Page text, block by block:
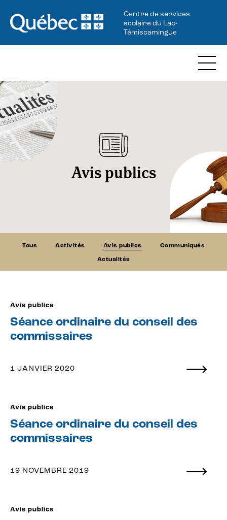
Centre de services
scolaire du Lac-
Témiscamingue
Avis publics
Tous Activités Avis publics Communiqués
Actualités
Avis publics
Séance ordinaire du conseil des
commissaires
1 JANVIER 2020
Avis publics
Séance ordinaire du conseil des
commissaires
19 NOVEMBRE 2019
Avis publics